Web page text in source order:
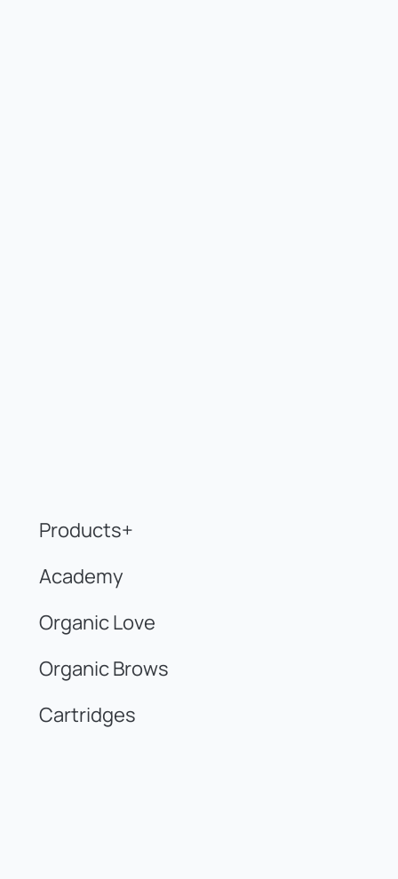
Products+
Academy
Organic Love
Organic Brows
Cartridges